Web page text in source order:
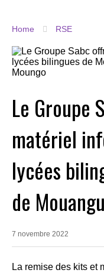
Home RSE
Le Groupe
matériel
lycées
de
7 novembre 2022
La remise des kits et